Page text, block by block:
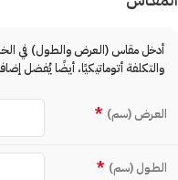
أدخل مقاس (العرض والطول) في
والتكلفة أتوماتيكيًا، أيضًا يُفضل
العـرض (سم) *
الطـول (سم) *